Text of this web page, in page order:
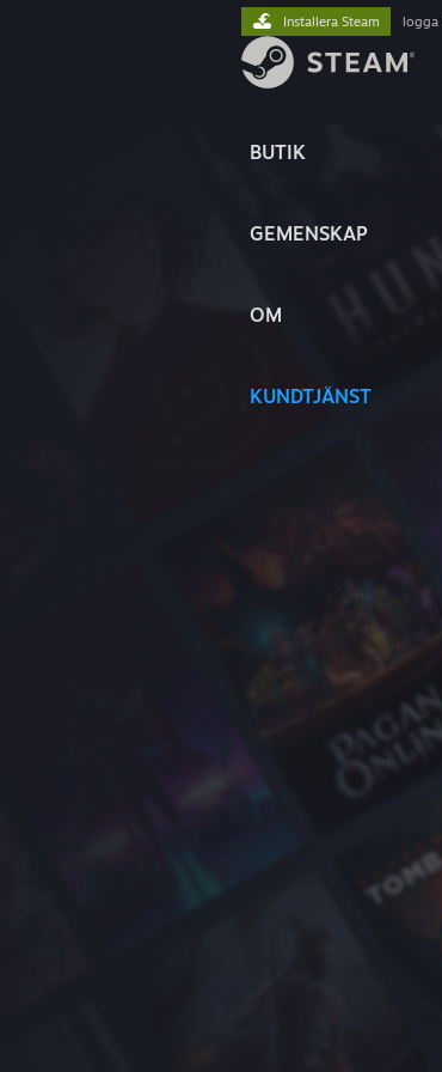
BUTIK
GEMENSKAP
OM
KUNDTJÄNST
Installera Steam logga